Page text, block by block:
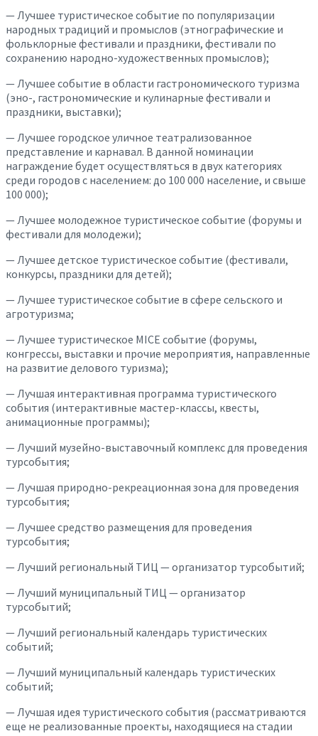
— Лучшее туристическое событие по популяризации
народных традиций и промыслов (этнографические и
фольклорные фестивали и праздники, фестивали по
сохранению народно-художественных промыслов);
— Лучшее событие в области гастрономического туризма
(эно-, гастрономические и кулинарные фестивали и
праздники, выставки);
— Лучшее городское уличное театрализованное
представление и карнавал. В данной номинации
награждение будет осуществляться в двух категориях
среди городов с населением: до 100 000 население, и свыше
100 000);
— Лучшее молодежное туристическое событие (форумы и
фестивали для молодежи);
— Лучшее детское туристическое событие (фестивали,
конкурсы, праздники для детей);
— Лучшее туристическое событие в сфере сельского и
агротуризма;
— Лучшее туристическое MICE событие (форумы,
конгрессы, выставки и прочие мероприятия, направленные
на развитие делового туризма);
— Лучшая интерактивная программа туристического
события (интерактивные мастер-классы, квесты,
анимационные программы);
— Лучший музейно-выставочный комплекс для проведения
турсобытия;
— Лучшая природно-рекреационная зона для проведения
турсобытия;
— Лучшее средство размещения для проведения
турсобытия;
— Лучший региональный ТИЦ — организатор турсобытий;
— Лучший муниципальный ТИЦ — организатор
турсобытий;
— Лучший региональный календарь туристических
событий;
— Лучший муниципальный календарь туристических
событий;
— Лучшая идея туристического события (рассматриваются
еще не реализованные проекты, находящиеся на стадии